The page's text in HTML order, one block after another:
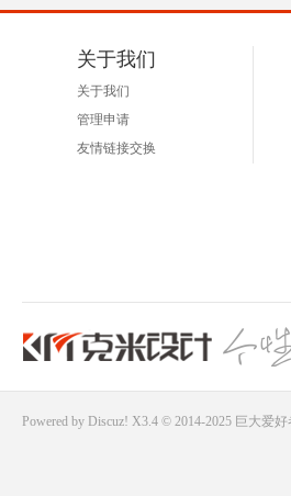
关于我们
关于我们
管理申请
友情链接交换
Powered by Discuz! X3.4 © 2014-2025 巨大爱好